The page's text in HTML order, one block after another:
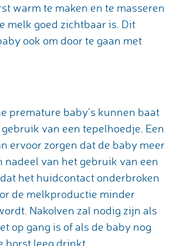
warm te maken en te masseren
melk goed zichtbaar is. Dit
ook om door te gaan met
premature baby’s kunnen baat
van een tepelhoedje. Een
ervoor zorgen dat de baby meer
nadeel van het gebruik van een
het huidcontact onderbroken
de melkproductie minder
Nakolven zal nodig zijn als
op gang is of als de baby nog
borst leeg drinkt.